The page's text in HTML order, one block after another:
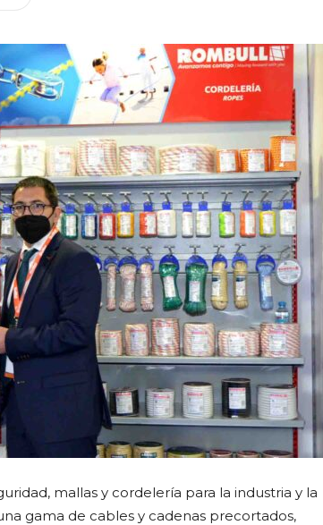
mallas y cordelería para la industria y la
gama de cables y cadenas precortados,